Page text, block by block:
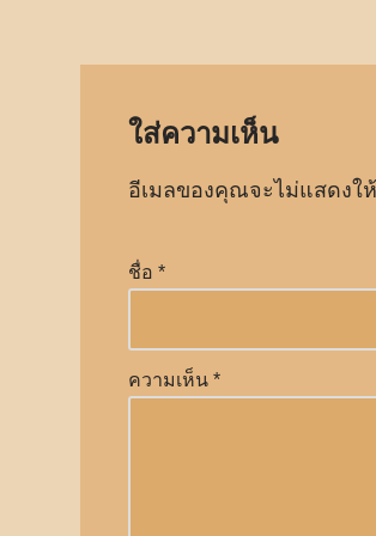
ใส่ความเห็น
อีเมลของคุณจะไม่แสดงใ
ชื่อ *
ความเห็น *